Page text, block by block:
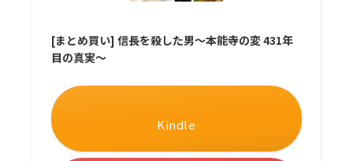
[まとめ買い] 信長を殺した男～本能寺の変 431年
目の真実～
Kindle